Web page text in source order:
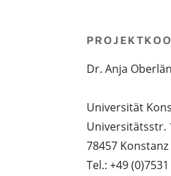
Dr. Anja
Universität
Universitätsstr.
78457 Konstanz
Tel.: +49